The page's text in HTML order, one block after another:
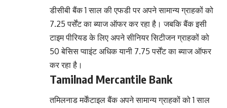
डीसीबी बैंक 1 साल की एफडी पर अपने सामान्य ग्राहकों को
7.25 पर्सेंट का ब्याज ऑफर कर रहा है। जबकि बैंक इसी
टाइम पीरियड के लिए अपने सीनियर सिटीजन ग्राहकों को
50 बेसिस प्वाइंट अधिक यानी 7.75 पर्सेंट का ब्याज ऑफर
कर रहा है।
Tamilnad Mercantile Bank
तमिलनाड मर्केंटाइल बैंक अपने सामान्य ग्राहकों को 1 साल